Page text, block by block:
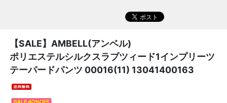
【SALE】 AMBELL(アンベル)
ポリエステルシルクスラブツィード1インプリーツ
テーパードパンツ 00016(11) 13041400163